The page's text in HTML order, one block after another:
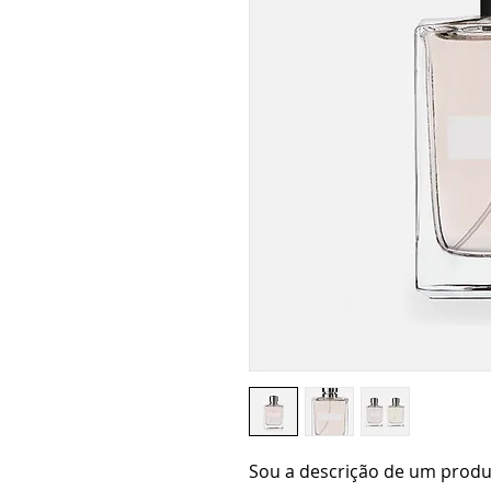
Sou a descrição de um